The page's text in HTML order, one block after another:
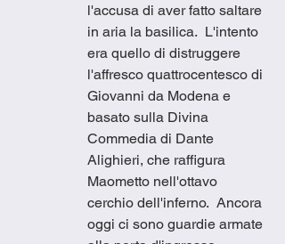
l'accusa di aver fatto saltare
in aria la basilica.  L'intento
era quello di distruggere
l'affresco quattrocentesco di
Giovanni da Modena e
basato sulla Divina
Commedia di Dante
Alighieri, che raffigura
Maometto nell'ottavo
cerchio dell'inferno.  Ancora
oggi ci sono guardie armate